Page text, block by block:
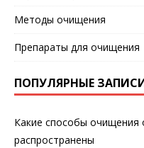
Методы очищения
Препараты для очищения
ПОПУЛЯРНЫЕ
Какие способы очищения
распространены